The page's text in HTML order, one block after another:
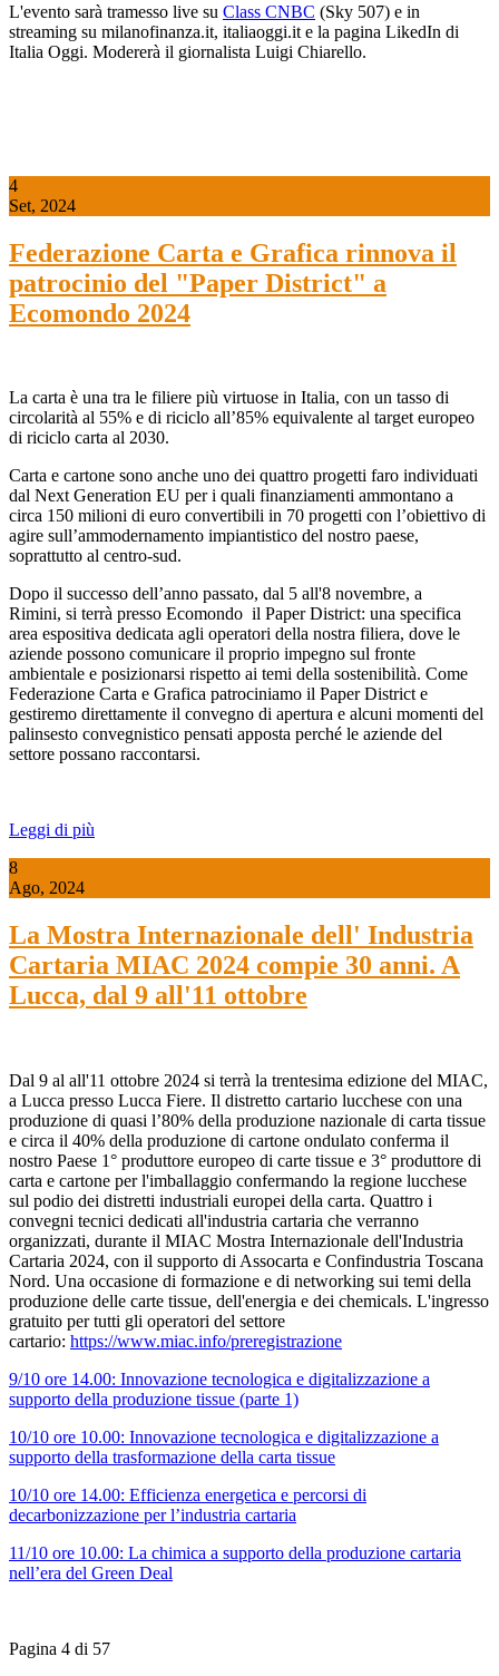
L'evento sarà tramesso live su Class CNBC (Sky 507) e in
streaming su milanofinanza.it, italiaoggi.it e la pagina LikedIn di
Italia Oggi. Modererà il giornalista Luigi Chiarello.
4
Set, 2024
Federazione Carta e Grafica rinnova il
patrocinio del "Paper District" a
Ecomondo 2024
La carta è una tra le filiere più virtuose in Italia, con un tasso di
circolarità al 55% e di riciclo all’85% equivalente al target europeo
di riciclo carta al 2030.
Carta e cartone sono anche uno dei quattro progetti faro individuati
dal Next Generation EU per i quali finanziamenti ammontano a
circa 150 milioni di euro convertibili in 70 progetti con l’obiettivo di
agire sull’ammodernamento impiantistico del nostro paese,
soprattutto al centro-sud.
Dopo il successo dell’anno passato, dal 5 all'8 novembre, a
Rimini, si terrà presso Ecomondo il Paper District: una specifica
area espositiva dedicata agli operatori della nostra filiera, dove le
aziende possono comunicare il proprio impegno sul fronte
ambientale e posizionarsi rispetto ai temi della sostenibilità. Come
Federazione Carta e Grafica patrociniamo il Paper District e
gestiremo direttamente il convegno di apertura e alcuni momenti del
palinsesto convegnistico pensati apposta perché le aziende del
settore possano raccontarsi.
Leggi di più
8
Ago, 2024
La Mostra Internazionale dell' Industria
Cartaria MIAC 2024 compie 30 anni. A
Lucca, dal 9 all'11 ottobre
Dal 9 al all'11 ottobre 2024 si terrà la trentesima edizione del MIAC,
a Lucca presso Lucca Fiere. Il distretto cartario lucchese con una
produzione di quasi l’80% della produzione nazionale di carta tissue
e circa il 40% della produzione di cartone ondulato conferma il
nostro Paese 1° produttore europeo di carte tissue e 3° produttore di
carta e cartone per l'imballaggio confermando la regione lucchese
sul podio dei distretti industriali europei della carta. Quattro i
convegni tecnici dedicati all'industria cartaria che verranno
organizzati, durante il MIAC Mostra Internazionale dell'Industria
Cartaria 2024, con il supporto di Assocarta e Confindustria Toscana
Nord. Una occasione di formazione e di networking sui temi della
produzione delle carte tissue, dell'energia e dei chemicals. L'ingresso
gratuito per tutti gli operatori del settore
cartario: https://www.miac.info/preregistrazione
9/10 ore 14.00: Innovazione tecnologica e digitalizzazione a
supporto della produzione tissue (parte 1)
10/10 ore 10.00: Innovazione tecnologica e digitalizzazione a
supporto della trasformazione della carta tissue
10/10 ore 14.00: Efficienza energetica e percorsi di
decarbonizzazione per l’industria cartaria
11/10 ore 10.00: La chimica a supporto della produzione cartaria
nell’era del Green Deal
Pagina 4 di 57